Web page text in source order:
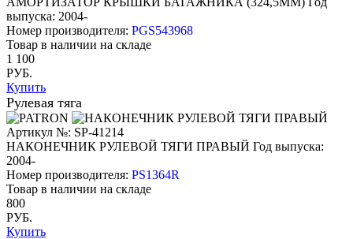
выпуска: 2004-
Номер производителя: PGS543968
Товар в наличии на складе
1 100
РУБ.
Купить
Рулевая тяга
Артикул №: SP-41214
НАКОНЕЧНИК РУЛЕВОЙ ТЯГИ ПРАВЫЙ Год выпуска:
2004-
Номер производителя: PS1364R
Товар в наличии на складе
800
РУБ.
Купить